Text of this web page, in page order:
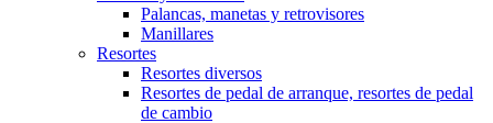
Palancas, manetas y retrovisores
Manillares
Resortes
Resortes diversos
Resortes de pedal de arranque, resortes de pedal
de cambio